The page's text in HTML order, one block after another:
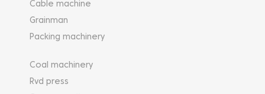
Cable machine
Grainman
Packing machinery
Coal machinery
Rvd press